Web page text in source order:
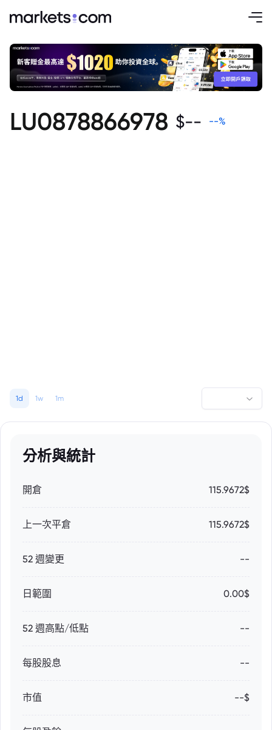
LU0878866978 $-- --%
1d 1w 1m
分析與統計
開倉 115.9672$
上一次平倉 115.9672$
52 週變更 --
日範圍 0.00$
52 週高點/低點 --
每股股息 --
市值 --$